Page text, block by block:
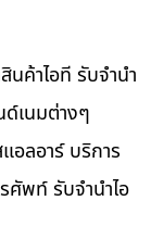
นค้าไอที รับจำนำ
เนมต่างๆ
อลอาร์ บริการ
ศัพท์ รับจำนำไอ